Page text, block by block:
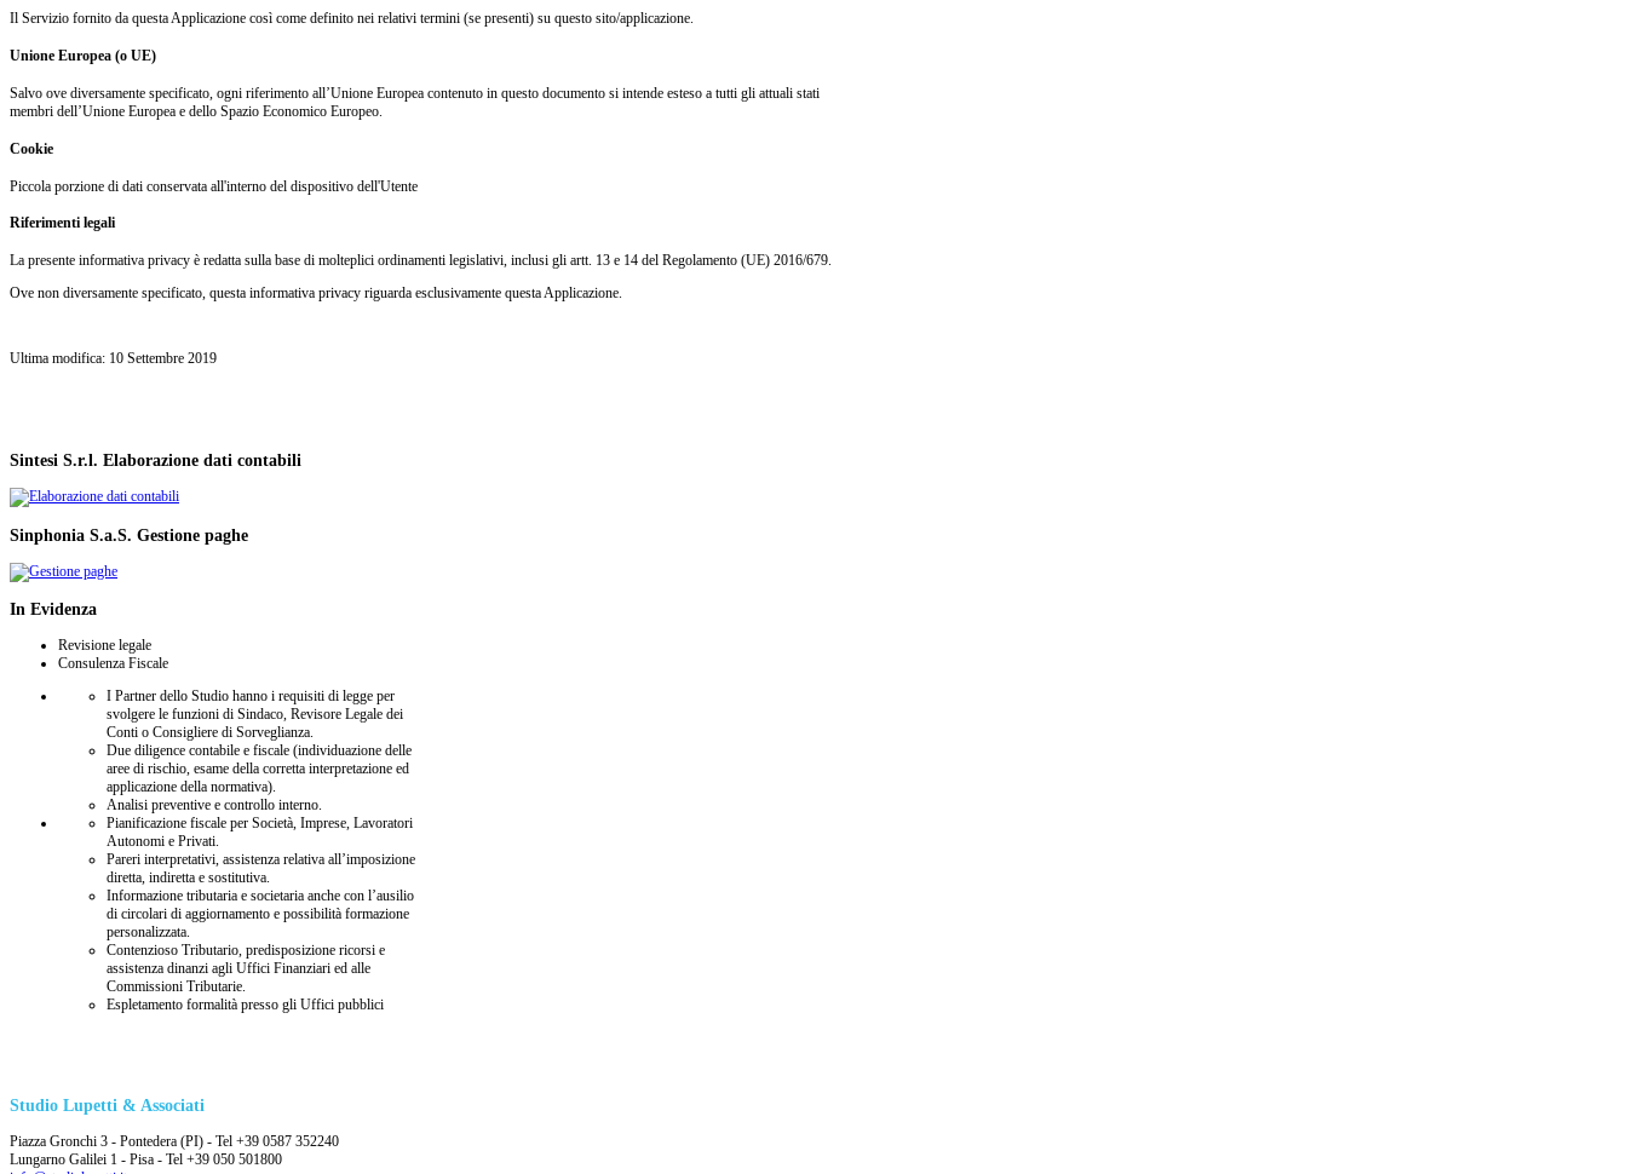
Il Servizio fornito da questa Applicazione così come definito nei relativi termini (se presenti) su questo sito/applicazione.
Unione Europea (o UE)
Salvo ove diversamente specificato, ogni riferimento all’Unione Europea contenuto in questo documento si intende esteso a tutti gli attuali stati
membri dell’Unione Europea e dello Spazio Economico Europeo.
Cookie
Piccola porzione di dati conservata all'interno del dispositivo dell'Utente
Riferimenti legali
La presente informativa privacy è redatta sulla base di molteplici ordinamenti legislativi, inclusi gli artt. 13 e 14 del Regolamento (UE) 2016/679.
Ove non diversamente specificato, questa informativa privacy riguarda esclusivamente questa Applicazione.
Ultima modifica: 10 Settembre 2019
Sintesi S.r.l. Elaborazione dati contabili
Sinphonia S.a.S. Gestione paghe
In Evidenza
Revisione legale
Consulenza Fiscale
I Partner dello Studio hanno i requisiti di legge per
svolgere le funzioni di Sindaco, Revisore Legale dei
Conti o Consigliere di Sorveglianza.
Due diligence contabile e fiscale (individuazione delle
aree di rischio, esame della corretta interpretazione ed
applicazione della normativa).
Analisi preventive e controllo interno.
Pianificazione fiscale per Società, Imprese, Lavoratori
Autonomi e Privati.
Pareri interpretativi, assistenza relativa all’imposizione
diretta, indiretta e sostitutiva.
Informazione tributaria e societaria anche con l’ausilio
di circolari di aggiornamento e possibilità formazione
personalizzata.
Contenzioso Tributario, predisposizione ricorsi e
assistenza dinanzi agli Uffici Finanziari ed alle
Commissioni Tributarie.
Espletamento formalità presso gli Uffici pubblici
Studio Lupetti & Associati
Piazza Gronchi 3 - Pontedera (PI) - Tel +39 0587 352240
Lungarno Galilei 1 - Pisa - Tel +39 050 501800